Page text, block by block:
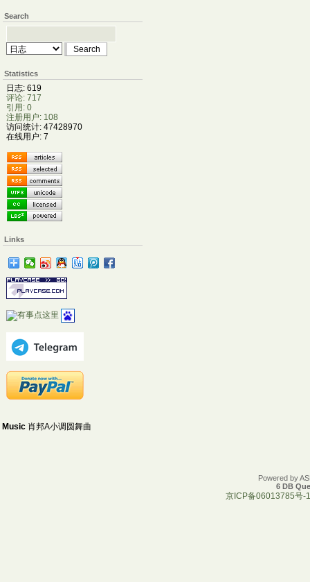
Search
Statistics
日志: 619
评论: 717
引用: 0
注册用户: 108
访问统计: 47428970
在线用户: 7
Links
Music 肖邦A小调圆舞曲
Powered by
6 DB
京ICP备06013785号-1